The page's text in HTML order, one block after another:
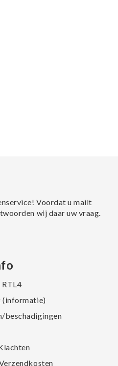
Voordat u mailt
wij daar uw vraag.
(informatie)
beschadigingen